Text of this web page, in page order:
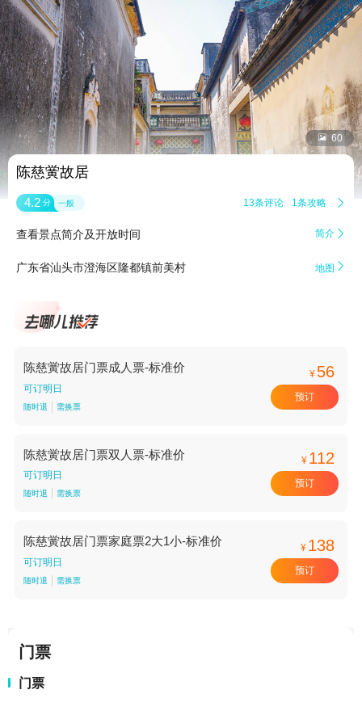
 60
陈慈黉故居
4.2 分 一般 13条评论 1条攻略 
查看景点简介及开放时间 简介 
广东省汕头市澄海区隆都镇前美村 地图 
陈慈黉故居门票成人票-标准价
可订明日
随时退 需换票
¥ 56
预订
陈慈黉故居门票双人票-标准价
可订明日
随时退 需换票
¥ 112
预订
陈慈黉故居门票家庭票2大1小-标准价
可订明日
随时退 需换票
¥ 138
预订
门票
门票
